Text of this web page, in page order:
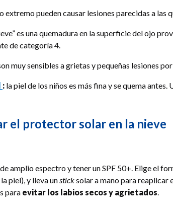
extremo pueden causar lesiones parecidas a las
es una quemadura en la superficie del ojo
de categoría 4.
muy sensibles a grietas y pequeñas lesiones
: la piel de los niños es más fina y se quema
el protector solar en la nieve
amplio espectro y tener un SPF 50+. Elige el
piel), y lleva unsticksolar a mano para reaplicar
para evitar los labios secos y agrietados.